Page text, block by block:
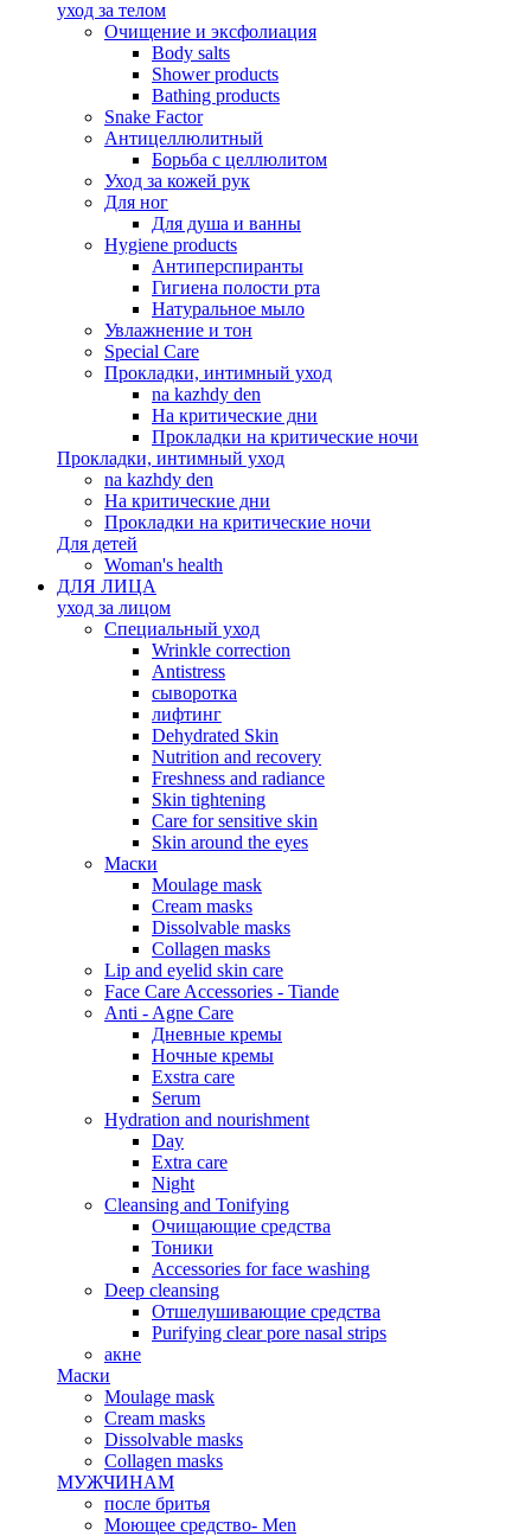
уход за телом
Oчищение и эксфолиация
Body salts
Shower products
Bathing products
Snake Factor
Антицеллюлитный
Борьба с целлюлитом
Уход за кожей рук
Для ног
Для душа и ванны
Hygiene products
Антиперспиранты
Гигиена полости рта
Натуральное мыло
Увлажнение и тон
Special Care
Прокладки, интимный уход
na kazhdy den
На критические дни
Прокладки на критические ночи
Прокладки, интимный уход
na kazhdy den
На критические дни
Прокладки на критические ночи
Для детей
Woman's health
ДЛЯ ЛИЦА
уход за лицом
Специальный уход
Wrinkle correction
Antistress
сыворотка
лифтинг
Dehydrated Skin
Nutrition and recovery
Freshness and radiance
Skin tightening
Care for sensitive skin
Skin around the eyes
Маски
Moulage mask
Cream masks
Dissolvable masks
Collagen masks
Lip and eyelid skin care
Face Care Accessories - Tiande
Anti - Agne Care
Дневные кремы
Ночные кремы
Exstra care
Serum
Hydration and nourishment
Day
Extra care
Night
Cleansing and Tonifying
Очищающие средства
Тоники
Accessories for face washing
Deep cleansing
Отшелушивающие средства
Purifying clear pore nasal strips
акне
Маски
Moulage mask
Cream masks
Dissolvable masks
Collagen masks
МУЖЧИНАМ
после бритья
Моющее средство- Men